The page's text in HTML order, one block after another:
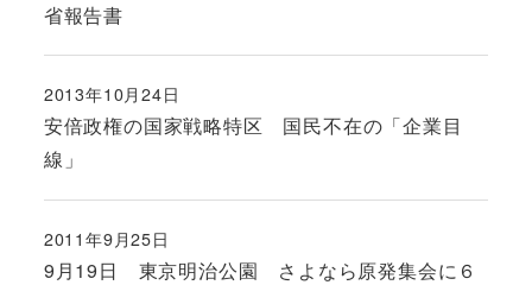
省報告書
安倍政権の国家戦略特区 国民不在の「企業目
線」
投稿日
2013年10月24日
9月19日 東京明治公園 さよなら原発集会に６
投稿日
2011年9月25日